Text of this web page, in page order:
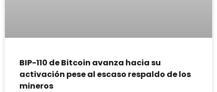
BIP-110 de Bitcoin avanza hacia su
activación pese al escaso respaldo de los
mineros